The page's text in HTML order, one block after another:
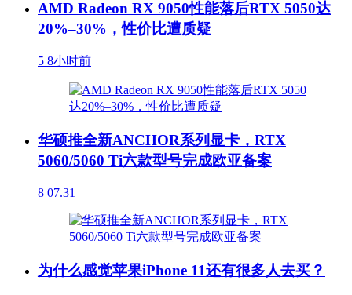
AMD Radeon RX 9050性能落后RTX 5050达
20%–30%，性价比遭质疑
5 8小时前
华硕推全新ANCHOR系列显卡，RTX
5060/5060 Ti六款型号完成欧亚备案
8 07.31
为什么感觉苹果iPhone 11还有很多人去买？